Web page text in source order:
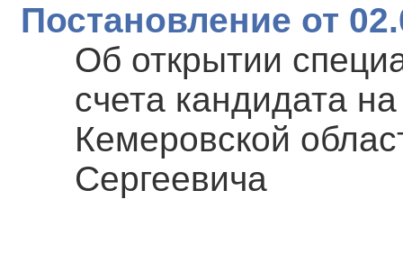
Постановление от
Об открытии
счета кандидата
Кемеровской
Сергеевича